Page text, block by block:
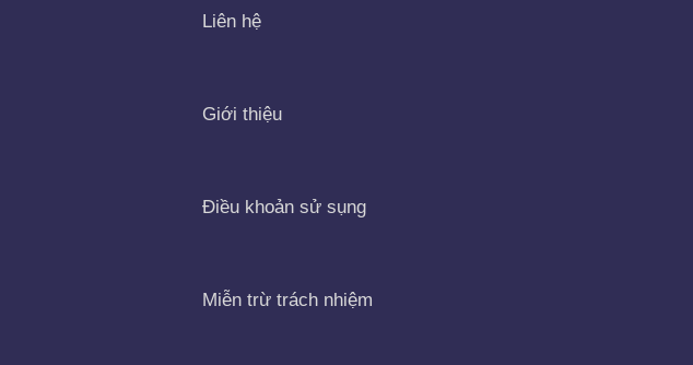
Liên hệ
Giới thiệu
Điều khoản sử sụng
Miễn trừ trách nhiệm